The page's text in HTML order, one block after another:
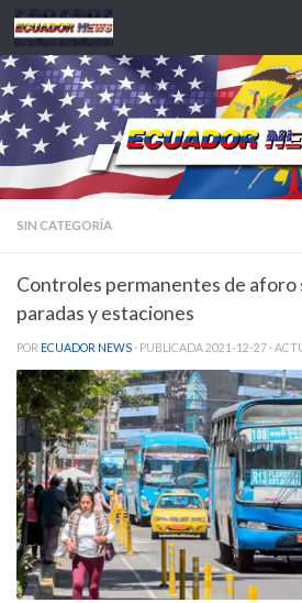
Saltar al contenido
SIN CATEGORÍA
Controles permanentes de aforo
paradas y estaciones
POR ECUADOR NEWS · PUBLICADA2021-12-27 ·